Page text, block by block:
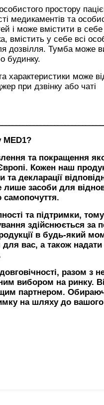
простору
медикаментів та
і може вмістити в себе
вмістить у себе всі
дозвілля. Тумба може
будинку.
характеристики може
при дзвінку або чаті
MED1?
та покращення
Європі. Кожен наш
декларації
засоби для
та підтримки,
здійснюється
в будь-який
для вас, а також
разом з
вибором на ринку.
партнером.
на шляху до